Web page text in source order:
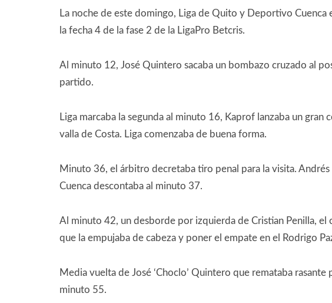
La noche de este domingo, Liga de Quito y Deportivo
la fecha 4 de la fase 2 de la LigaPro Betcris.
Al minuto 12, José Quintero sacaba un bombazo cruzado al
partido.
Liga marcaba la segunda al minuto 16, Kaprof lanzaba un gran
valla de Costa. Liga comenzaba de buena forma.
Minuto 36, el árbitro decretaba tiro penal para la visita. Andrés
Cuenca descontaba al minuto 37.
Al minuto 42, un desborde por izquierda de Cristian Penilla,
que la empujaba de cabeza y poner el empate en el Rodrigo
Media vuelta de José ‘Choclo’ Quintero que remataba
minuto 55.